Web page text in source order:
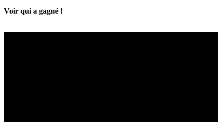
Voir qui a gagné !